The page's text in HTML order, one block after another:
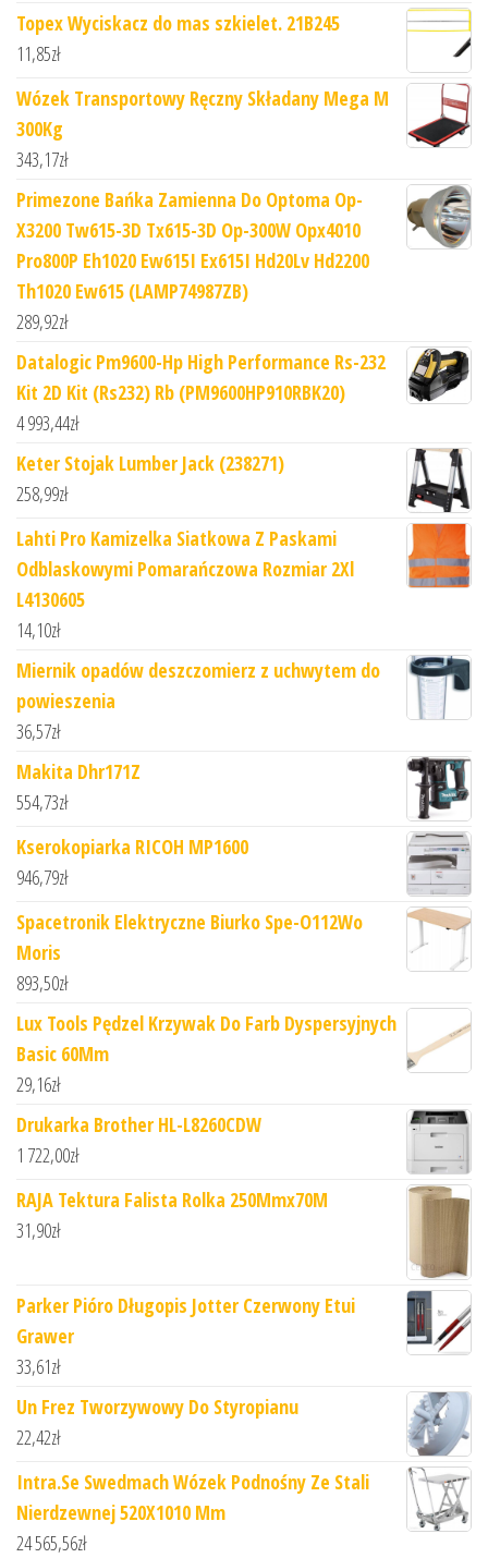
Topex Wyciskacz do mas szkielet. 21B245
11,85zł
Wózek Transportowy Ręczny Składany Mega M
300Kg
343,17zł
Primezone Bańka Zamienna Do Optoma Op-
X3200 Tw615-3D Tx615-3D Op-300W Opx4010
Pro800P Eh1020 Ew615I Ex615I Hd20Lv Hd2200
Th1020 Ew615 (LAMP74987ZB)
289,92zł
Datalogic Pm9600-Hp High Performance Rs-232
Kit 2D Kit (Rs232) Rb (PM9600HP910RBK20)
4 993,44zł
Keter Stojak Lumber Jack (238271)
258,99zł
Lahti Pro Kamizelka Siatkowa Z Paskami
Odblaskowymi Pomarańczowa Rozmiar 2Xl
L4130605
14,10zł
Miernik opadów deszczomierz z uchwytem do
powieszenia
36,57zł
Makita Dhr171Z
554,73zł
Kserokopiarka RICOH MP1600
946,79zł
Spacetronik Elektryczne Biurko Spe-O112Wo
Moris
893,50zł
Lux Tools Pędzel Krzywak Do Farb Dyspersyjnych
Basic 60Mm
29,16zł
Drukarka Brother HL-L8260CDW
1 722,00zł
RAJA Tektura Falista Rolka 250Mmx70M
31,90zł
Parker Pióro Długopis Jotter Czerwony Etui
Grawer
33,61zł
Un Frez Tworzywowy Do Styropianu
22,42zł
Intra.Se Swedmach Wózek Podnośny Ze Stali
Nierdzewnej 520X1010 Mm
24 565,56zł